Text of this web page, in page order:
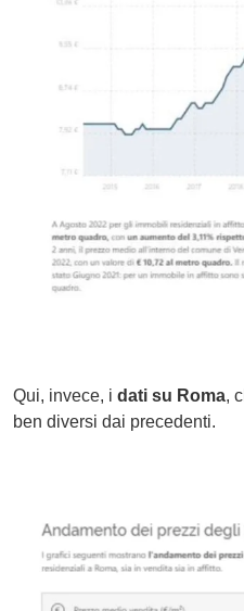
Qui, invece, i dati su Roma,
ben diversi dai precedenti.